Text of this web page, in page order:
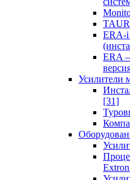
ERA-
ERA
Усилители
[31]
Extron